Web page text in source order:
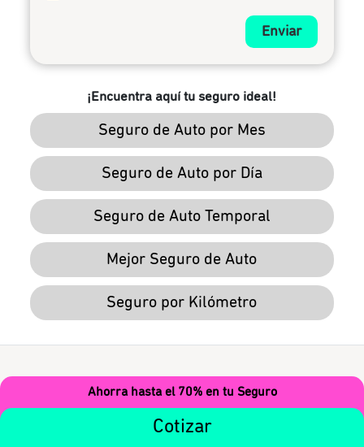
Ahorra hasta el 70% en tu Seguro
Cotizar
Enviar
¡Encuentra aquí tu seguro ideal!
Seguro de Auto por Mes
Seguro de Auto por Día
Seguro de Auto Temporal
Mejor Seguro de Auto
Seguro por Kilómetro